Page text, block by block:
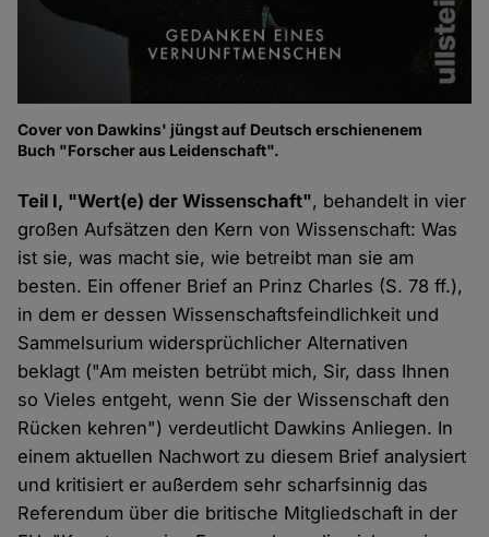
Cover von Dawkins' jüngst auf Deutsch erschienenem
Buch "Forscher aus Leidenschaft".
Teil I, "Wert(e) der Wissenschaft", behandelt in vier
großen Aufsätzen den Kern von Wissenschaft: Was
ist sie, was macht sie, wie betreibt man sie am
besten. Ein offener Brief an Prinz Charles (S. 78 ff.),
in dem er dessen Wissenschaftsfeindlichkeit und
Sammelsurium widersprüchlicher Alternativen
beklagt ("Am meisten betrübt mich, Sir, dass Ihnen
so Vieles entgeht, wenn Sie der Wissenschaft den
Rücken kehren") verdeutlicht Dawkins Anliegen. In
einem aktuellen Nachwort zu diesem Brief analysiert
und kritisiert er außerdem sehr scharfsinnig das
Referendum über die britische Mitgliedschaft in der